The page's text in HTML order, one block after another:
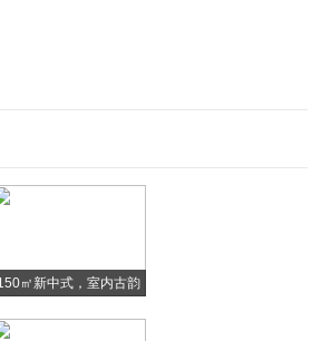
落幕 区长们实力带
㎡新中式，室内古韵